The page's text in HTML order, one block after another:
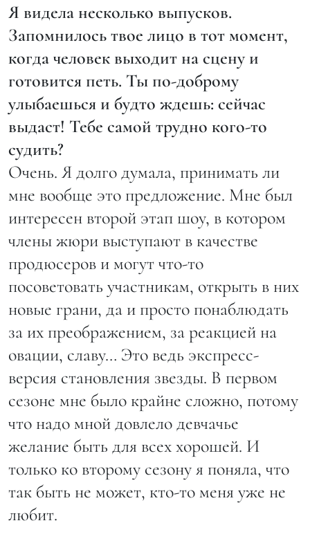
Я видела несколько выпусков.
Запомнилось твое лицо в тот момент,
когда человек выходит на сцену и
готовится петь. Ты по-доброму
улыбаешься и будто ждешь: сейчас
выдаст! Тебе самой трудно кого-то
судить?
Очень. Я долго думала, принимать ли
мне вообще это предложение. Мне был
интересен второй этап шоу, в котором
члены жюри выступают в качестве
продюсеров и могут что-то
посоветовать участникам, открыть в них
новые грани, да и просто понаблюдать
за их преображением, за реакцией на
овации, славу… Это ведь экспресс-
версия становления звезды. В первом
сезоне мне было крайне сложно, потому
что надо мной довлело девчачье
желание быть для всех хорошей. И
только ко второму сезону я поняла, что
так быть не может, кто-то меня уже не
любит.